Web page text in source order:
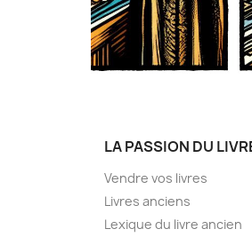
LA PASSION DU
Vendre vos livres
Livres anciens
Lexique du livre ancien